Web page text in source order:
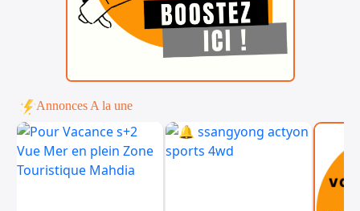
Annonces A la une